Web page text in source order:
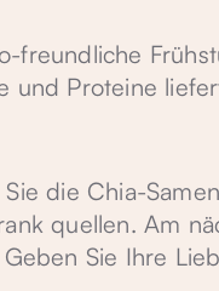
freundliche
und Proteine
die Chia-
quellen. Am
Sie Ihre